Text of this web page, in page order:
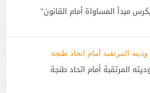
مبدأ المساواة أمام القانون”
المرتقبة أمام اتحاد طنجة